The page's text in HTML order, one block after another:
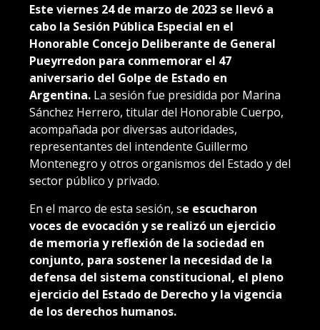
Este viernes 24 de marzo de 2023 se llevó a
cabo la Sesión Pública Especial en el
Honorable Concejo Deliberante de General
Pueyrredon para conmemorar el 47
aniversario del Golpe de Estado en
Argentina. La sesión fue presidida por Marina
Sánchez Herrero, titular del Honorable Cuerpo,
acompañada por diversas autoridades,
representantes del intendente Guillermo
Montenegro y otros organismos del Estado y del
sector público y privado.
En el marco de esta sesión, se escucharon
voces de evocación y se realizó un ejercicio
de memoria y reflexión de la sociedad en
conjunto, para sostener la necesidad de la
defensa del sistema constitucional, el pleno
ejercicio del Estado de Derecho y la vigencia
de los derechos humanos.